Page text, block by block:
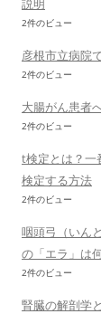
説明
2件のビュー
彦根市立病院
2件のビュー
大腸がん患者
2件のビュー
t検定とは？一
検定する方法
2件のビュー
咽頭弓（いん
の「エラ」は
2件のビュー
腎臓の解剖学